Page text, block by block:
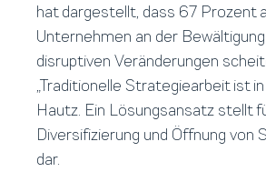
hat dargestellt, dass 67 Prozent
Unternehmen an der
disruptiven Veränderungen
„Traditionelle Strategiearbeit ist
Hautz. Ein Lösungsansatz stellt
Diversifizierung und Öffnung von
dar.